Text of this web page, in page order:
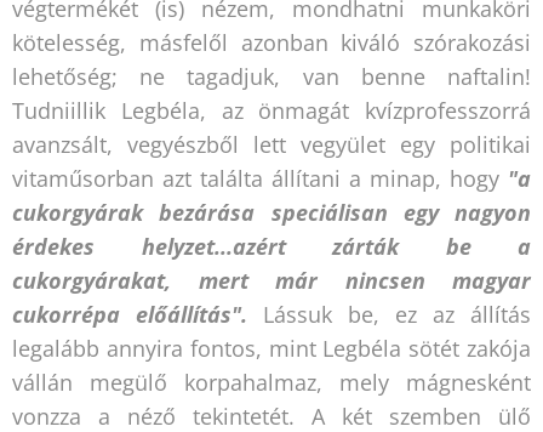
végtermékét (is) nézem, mondhatni munkaköri
kötelesség, másfelől azonban kiváló szórakozási
lehetőség; ne tagadjuk, van benne naftalin!
Tudniillik Legbéla, az önmagát kvízprofesszorrá
avanzsált, vegyészből lett vegyület egy politikai
vitaműsorban azt találta állítani a minap, hogy "a
cukorgyárak bezárása speciálisan egy nagyon
érdekes helyzet...azért zárták be a
cukorgyárakat, mert már nincsen magyar
cukorrépa előállítás". Lássuk be, ez az állítás
legalább annyira fontos, mint Legbéla sötét zakója
vállán megülő korpahalmaz, mely mágnesként
vonzza a néző tekintetét. A két szemben ülő